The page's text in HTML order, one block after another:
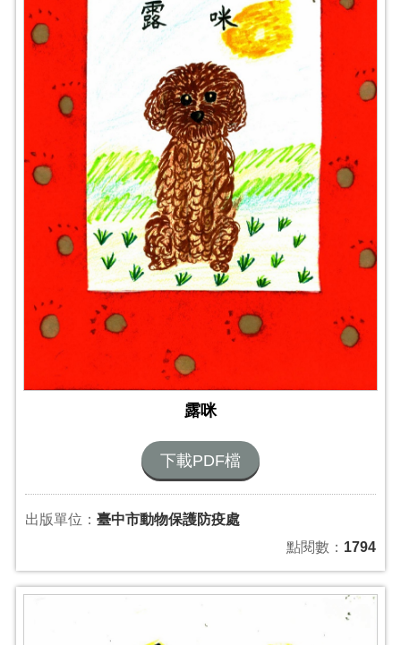
露咪
下載PDF檔
出版單位： 臺中市動物保護防疫處
點閱數： 1794